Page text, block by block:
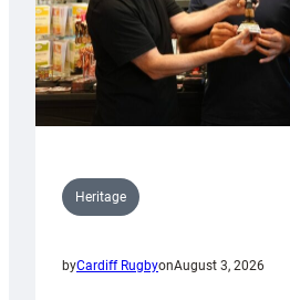
Heritage
byCardiff RugbyonAugust 3, 2026